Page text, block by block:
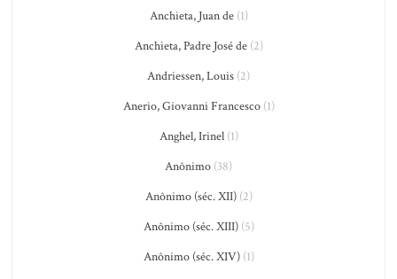
Anchieta, Juan de(1)
Anchieta, Padre José de(2)
Andriessen, Louis (2)
Anerio, Giovanni Francesco(1)
Anghel, Irinel(1)
Anônimo (38)
Anônimo (séc. XII)(2)
Anônimo (séc. XIII)(5)
Anônimo (séc. XIV)(1)